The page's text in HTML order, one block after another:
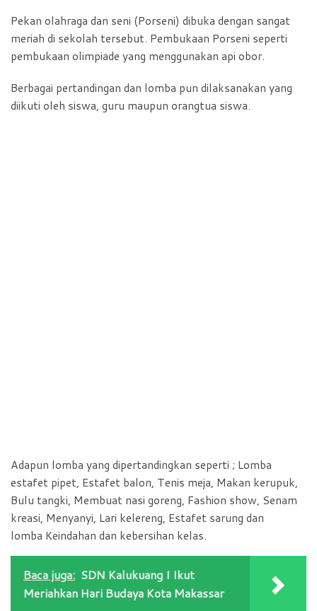
Pekan olahraga dan seni (Porseni) dibuka dengan sangat
meriah di sekolah tersebut. Pembukaan Porseni seperti
pembukaan olimpiade yang menggunakan api obor.
Berbagai pertandingan dan lomba pun dilaksanakan yang
diikuti oleh siswa, guru maupun orangtua siswa.
Adapun lomba yang dipertandingkan seperti ; Lomba
estafet pipet, Estafet balon, Tenis meja, Makan kerupuk,
Bulu tangki, Membuat nasi goreng, Fashion show, Senam
kreasi, Menyanyi, Lari kelereng, Estafet sarung dan
lomba Keindahan dan kebersihan kelas.
Baca juga: SDN Kalukuang I Ikut
Meriahkan Hari Budaya Kota Makassar